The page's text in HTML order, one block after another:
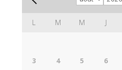
L M M J
3 4 5 6